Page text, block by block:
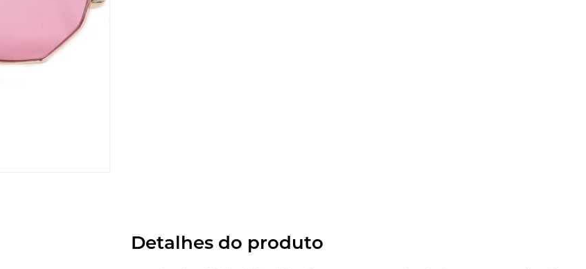
Detalhes do produto